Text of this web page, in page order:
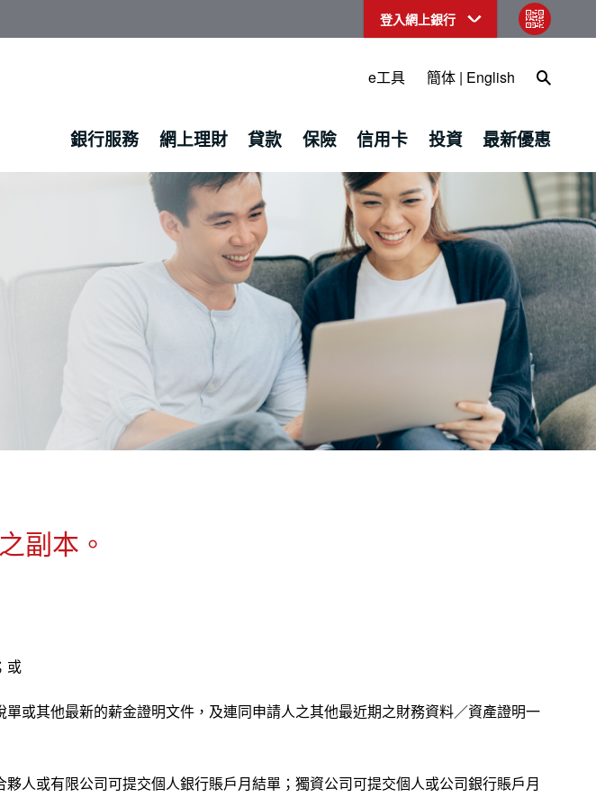
登入網上銀行
qr code
e工具 簡体 | English Open
銀行服務 網上理財 貸款 保險 信用卡 投資 最新優惠
副本。
或
或其他最新的薪金證明文件，及連同申請人之其他最近期之財務資料／資產證明一
人或有限公司可提交個人銀行賬戶月結單；獨資公司可提交個人或公司銀行賬戶月